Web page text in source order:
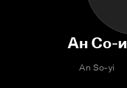
Ан Со-и
An So-yi